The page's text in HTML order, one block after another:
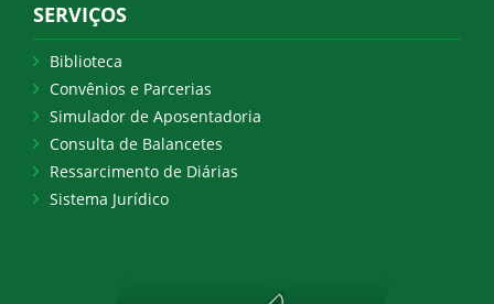
SERVIÇOS
Biblioteca
Convênios e Parcerias
Simulador de Aposentadoria
Consulta de Balancetes
Ressarcimento de Diárias
Sistema Jurídico